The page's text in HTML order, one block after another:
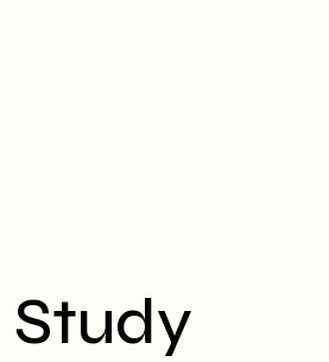
Study